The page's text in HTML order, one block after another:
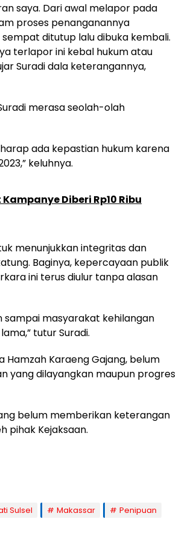
saya. Dari awal melapor pada
proses penanganannya
ditutup lalu dibuka kembali.
terlapor ini kebal hukum atau
Suradi dala keterangannya,
merasa seolah-olah
ada kepastian hukum karena
keluhnya.
Diberi Rp10 Ribu
menunjukkan integritas dan
Baginya, kepercayaan publik
ini terus diulur tanpa alasan
sampai masyarakat kehilangan
tutur Suradi.
Karaeng Gajang, belum
yang dilayangkan maupun progres
belum memberikan keterangan
pihak Kejaksaan.
Sulsel Makassar
Penipuan